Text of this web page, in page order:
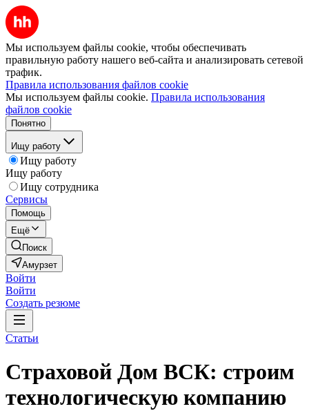
Мы используем файлы cookie, чтобы обеспечивать
правильную работу нашего веб-сайта и анализировать сетевой
трафик.
Правила использования файлов cookie
Мы используем файлы cookie. Правила использования
файлов cookie
Понятно
Ищу работу
Ищу работу
Ищу работу
Ищу сотрудника
Сервисы
Помощь
Ещё
Поиск
Амурзет
Войти
Войти
Создать резюме
Статьи
Страховой Дом ВСК: строим
технологическую компанию